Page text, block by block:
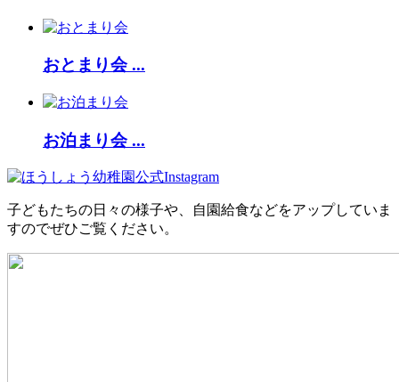
おとまり会 ...
お泊まり会 ...
子どもたちの日々の様子や、自園給食などをアップしていま
すのでぜひご覧ください。